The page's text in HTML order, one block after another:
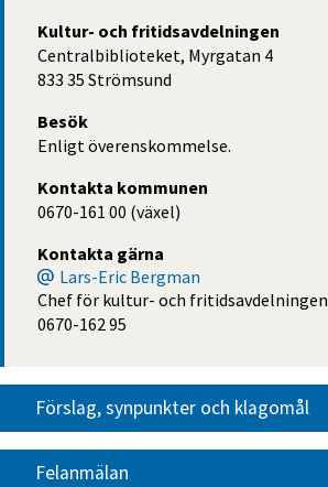
Kultur- och fritidsavdelningen
Centralbiblioteket, Myrgatan 4
833 35 Strömsund
Besök
Enligt överenskommelse.
Kontakta kommunen
0670-161 00 (växel)
Kontakta gärna
Lars-Eric Bergman
Chef för kultur- och fritidsavdelningen
0670-162 95
Förslag, synpunkter och klagomål
Felanmälan